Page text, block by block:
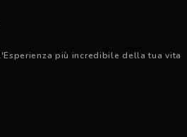
più incredibile della tua vita